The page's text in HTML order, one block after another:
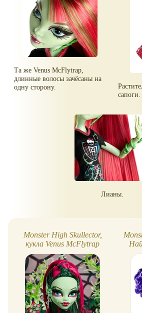
Та же Venus McFlytrap,
длинные волосы зачёсаны на
одну сторону.
сапоги.
Лианы.
Monster High Skullector,
кукла Venus McFlytrap
(2025)